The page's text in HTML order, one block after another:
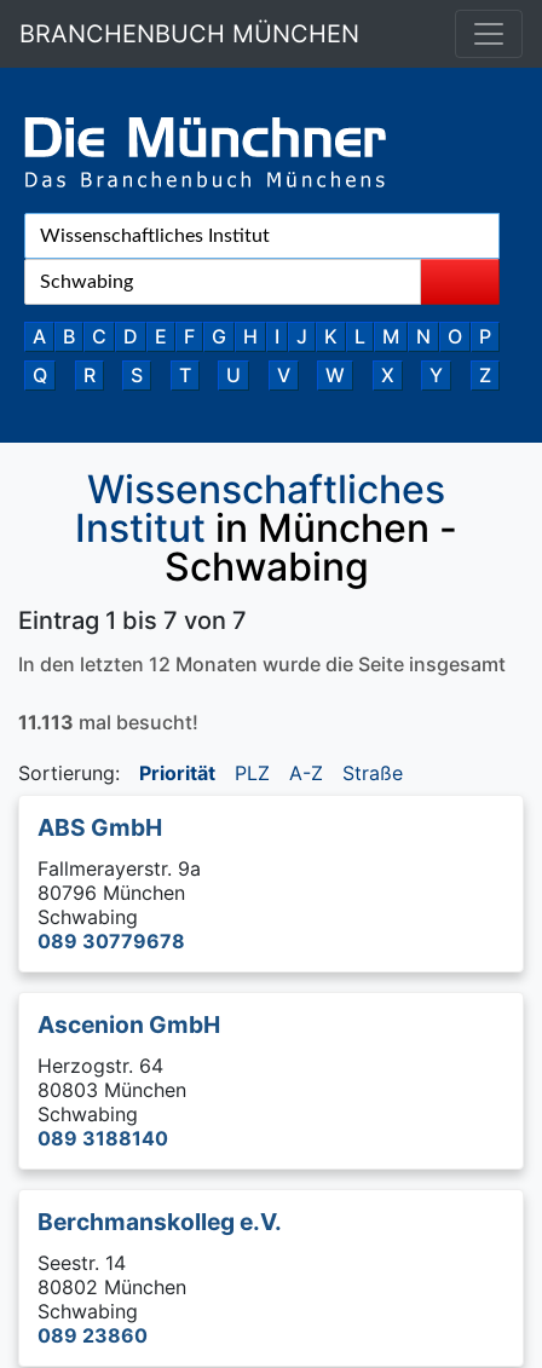
BRANCHENBUCH MÜNCHEN
A B C D E F G H I J K L M N O
P
Q
R S T U V W X Y Z
Wissenschaftliches
Institut in München -
Schwabing
Eintrag 1 bis 7 von 7
In den letzten 12 Monaten wurde die Seite insgesamt
11.113 mal besucht!
Sortierung: Priorität PLZ A-Z Straße
ABS GmbH
Fallmerayerstr. 9a
80796 München
Schwabing
089 30779678
Ascenion GmbH
Herzogstr. 64
80803 München
Schwabing
089 3188140
Berchmanskolleg e.V.
Seestr. 14
80802 München
Schwabing
089 23860